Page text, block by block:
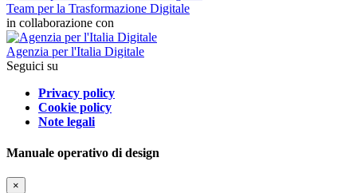
Team per la Trasformazione Digitale
in collaborazione con
Agenzia per l'Italia Digitale
Seguici su
Privacy policy
Cookie policy
Note legali
Manuale operativo di design
×